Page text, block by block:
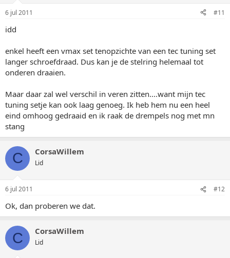
6 jul 2011 #11
idd
enkel heeft een vmax set tenopzichte van een tec tuning set
langer schroefdraad. Dus kan je de stelring helemaal tot
onderen draaien.
Maar daar zal wel verschil in veren zitten....want mijn tec
tuning setje kan ook laag genoeg. Ik heb hem nu een heel
eind omhoog gedraaid en ik raak de drempels nog met mn
stang
C CorsaWillem
Lid
6 jul 2011 #12
Ok, dan proberen we dat.
C CorsaWillem
Lid